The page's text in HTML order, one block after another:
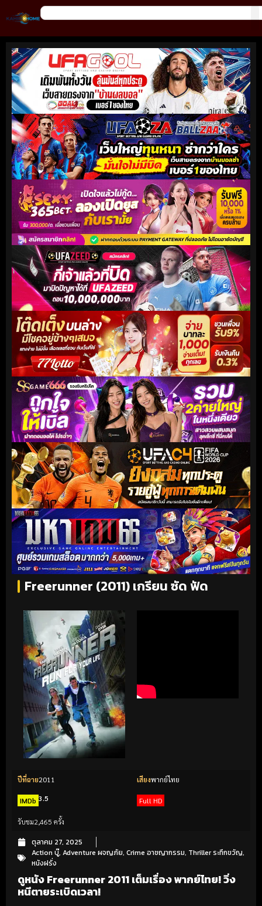
Freerunner (2011) เกรียน ซัด ฟัด
ปีที่ฉาย2011 เสียงพากย์ไทย
IMDb 3.5 Full HD
รับชม2,465 ครั้ง
ตุลาคม 27, 2025
Action บู๊, Adventure ผจญภัย, Crime อาชญากรรม, Thriller ระทึกขวัญ,
หนังฝรั่ง
ดูหนัง Freerunner 2011 เต็มเรื่อง พากย์ไทย! วิ่ง
หนีตายระเบิดเวลา!